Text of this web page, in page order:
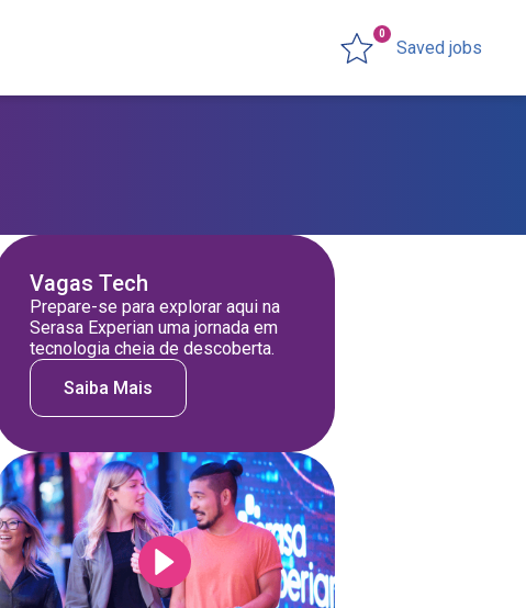
Saved jobs
0
Vagas Tech
Prepare-se para explorar aqui na
Serasa Experian uma jornada em
tecnologia cheia de descoberta.
Saiba Mais